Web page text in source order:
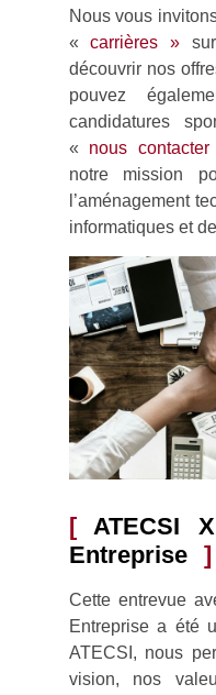
Nous vous
«carrières »
découvrir nos
pouvez
candidatures
« nous
notre mission
l’aménagement
informatiques et
ATECSI
Entreprise
Cette entrevue
Entreprise a été
ATECSI, nous
vision, nos